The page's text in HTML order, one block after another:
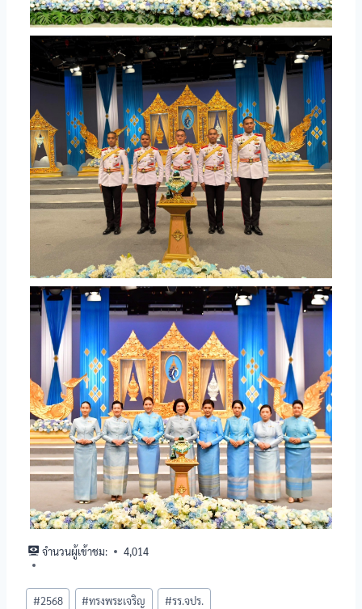
จำนวนผู้เข้าชม: 4,014
#2568 #ทรงพระเจริญ #รร.จปร.